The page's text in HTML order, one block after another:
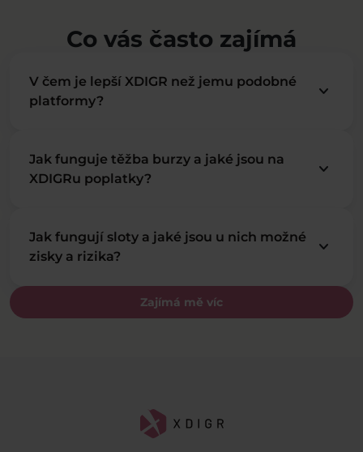
Co vás často zajímá
Zajímá mě víc
V čem je lepší XDIGR než jemu podobné
platformy?
keyboard_arrow_down
Jak funguje těžba burzy a jaké jsou na
XDIGRu poplatky?
keyboard_arrow_down
Jak fungují sloty a jaké jsou u nich možné
zisky a rizika?
keyboard_arrow_down